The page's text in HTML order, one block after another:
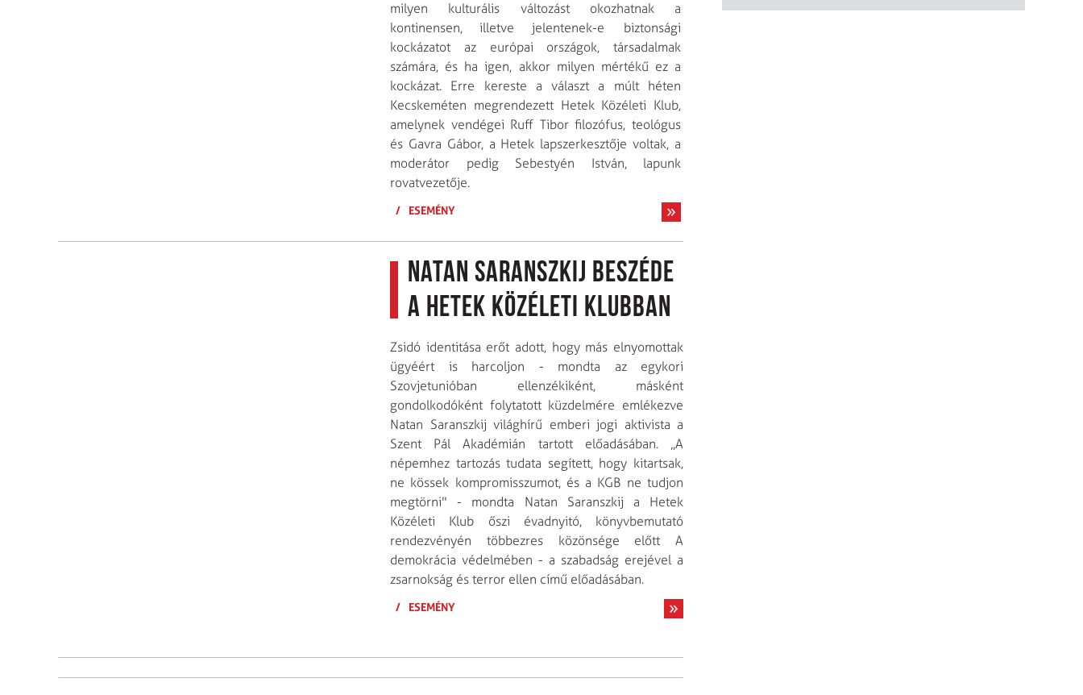
milyen kulturális változást okozhatnak a
kontinensen, illetve jelentenek-e biztonsági
kockázatot az európai országok, társadalmak
számára, és ha igen, akkor milyen mértékű ez a
kockázat. Erre kereste a választ a múlt héten
Kecskeméten megrendezett Hetek Közéleti Klub,
amelynek vendégei Ruff Tibor filozófus, teológus
és Gavra Gábor, a Hetek lapszerkesztője voltak, a
moderátor pedig Sebestyén István, lapunk
rovatvezetője.
/ ESEMÉNY
Natan Saranszkij beszéde
a Hetek Közéleti Klubban
Zsidó identitása erőt adott, hogy más elnyomottak
ügyéért is harcoljon - mondta az egykori
Szovjetunióban ellenzékiként, másként
gondolkodóként folytatott küzdelmére emlékezve
Natan Saranszkij világhírű emberi jogi aktivista a
Szent Pál Akadémián tartott előadásában. „A
népemhez tartozás tudata segített, hogy kitartsak,
ne kössek kompromisszumot, és a KGB ne tudjon
megtörni" - mondta Natan Saranszkij a Hetek
Közéleti Klub őszi évadnyitó, könyvbemutató
rendezvényén többezres közönsége előtt A
demokrácia védelmében - a szabadság erejével a
zsarnokság és terror ellen című előadásában.
/ ESEMÉNY